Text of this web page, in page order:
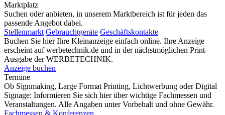
Marktplatz
Suchen oder anbieten, in unserem Marktbereich ist für jeden das
passende Angebot dabei.
Stellenmarkt Gebrauchtgeräte Geschäftskontakte
Buchen Sie hier Ihre Kleinanzeige einfach online. Ihre Anzeige
erscheint auf werbetechnik.de und in der nächstmöglichen Print-
Ausgabe der WERBETECHNIK.
Anzeige buchen
Termine
Ob Signmaking, Large Format Printing, Lichtwerbung oder Digital
Signage: Informieren Sie sich hier über wichtige Fachmessen und
Veranstaltungen. Alle Angaben unter Vorbehalt und ohne Gewähr.
Fachmessen & Konferenzen